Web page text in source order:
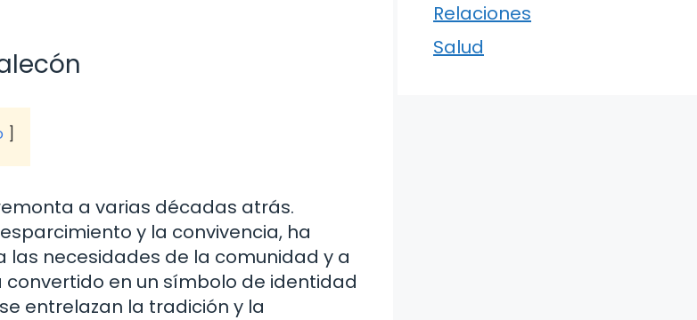
a varias décadas atrás.
y la convivencia, ha
necesidades de la comunidad y a
en un símbolo de identidad
entrelazan la tradición y la
Relaciones
Salud